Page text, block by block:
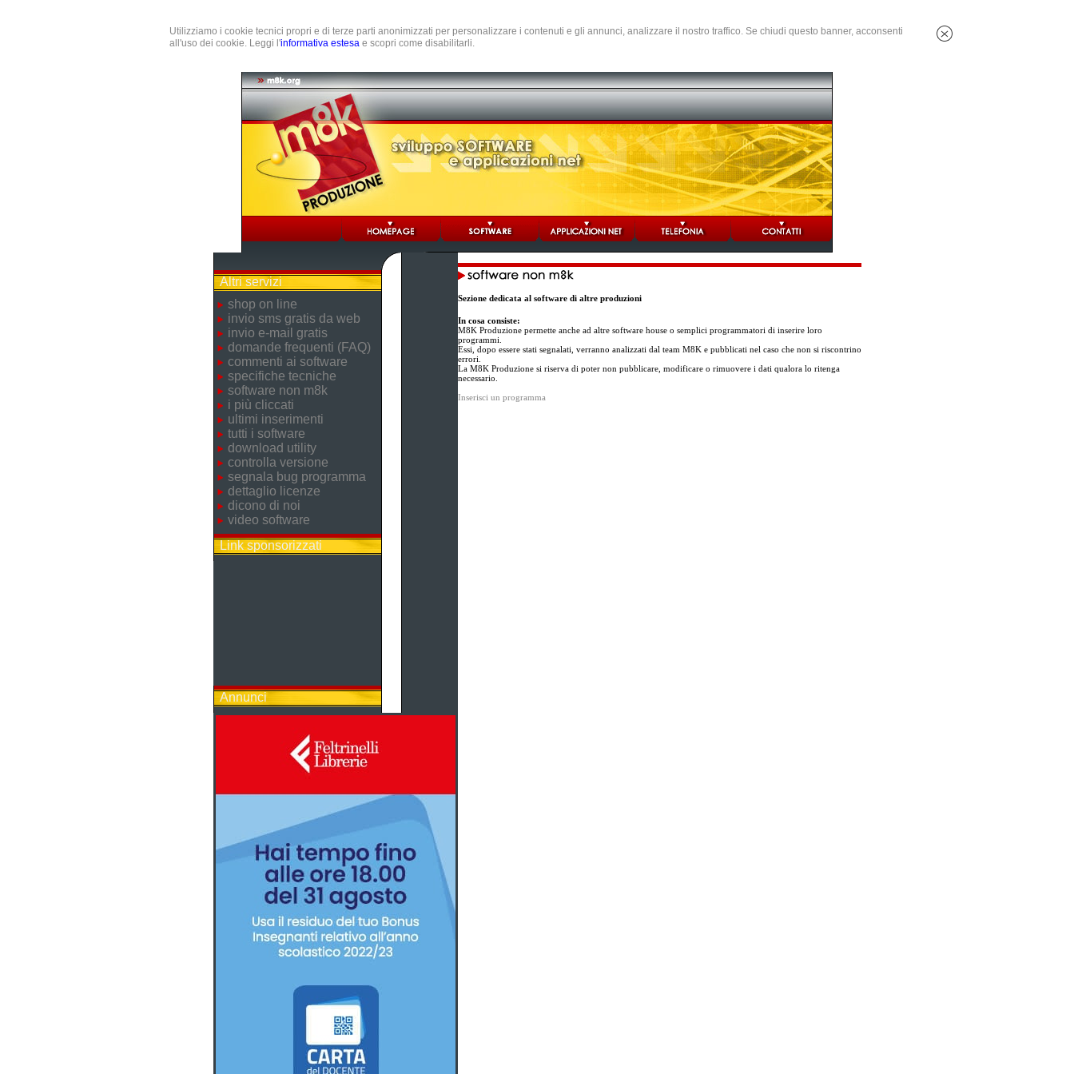
Utilizziamo i cookie tecnici propri e di terze parti anonimizzati per personalizzare i contenuti e gli annunci, analizzare il nostro traffico. Se chiudi questo banner, acconsenti
all'uso dei cookie. Leggi l'informativa estesa e scopri come disabilitarli.
Altri servizi
shop on line
invio sms gratis da web
invio e-mail gratis
domande frequenti (FAQ)
commenti ai software
specifiche tecniche
software non m8k
i più cliccati
ultimi inserimenti
tutti i software
download utility
controlla versione
segnala bug programma
dettaglio licenze
dicono di noi
video software
Link sponsorizzati
Annunci
Sezione dedicata al software di altre produzioni
In cosa consiste:
M8K Produzione permette anche ad altre software house o semplici programmatori di inserire loro
programmi.
Essi, dopo essere stati segnalati, verranno analizzati dal team M8K e pubblicati nel caso che non si riscontrino
errori.
La M8K Produzione si riserva di poter non pubblicare, modificare o rimuovere i dati qualora lo ritenga
necessario.
Inserisci un programma